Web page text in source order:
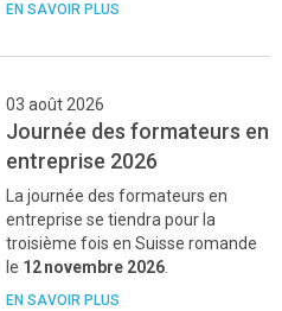
EN SAVOIR PLUS
03 août 2026
Journée des formateurs en
entreprise 2026
La journée des formateurs en
entreprise se tiendra pour la
troisième fois en Suisse romande
le 12 novembre 2026
EN SAVOIR PLUS